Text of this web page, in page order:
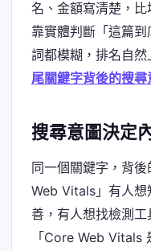
名、金額寫清楚，
靠實體判斷「這篇
詞都模糊，排名自然
尾關鍵字背後的搜尋
搜尋意圖決定
同一個關鍵字，背
Web Vitals」有人想
善，有人想找檢測
「Core Web Vitals